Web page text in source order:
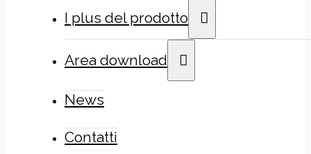
I plus del prodotto
Area download
News
Contatti